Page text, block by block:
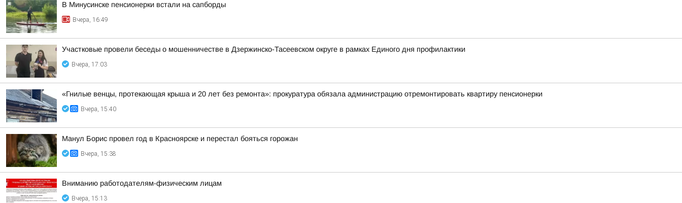
В Минусинске пенсионерки встали на сапборды
Вчера, 16:49
Участковые провели беседы о мошенничестве в Дзержинско-Тасеевском округе в рамках Единого дня профилактики
Вчера, 17:03
«Гнилые венцы, протекающая крыша и 20 лет без ремонта»: прокуратура обязала администрацию отремонтировать квартиру пенсионерки
Вчера, 15:40
Манул Борис провел год в Красноярске и перестал бояться горожан
Вчера, 15:38
Вниманию работодателям-физическим лицам
Вчера, 15:13